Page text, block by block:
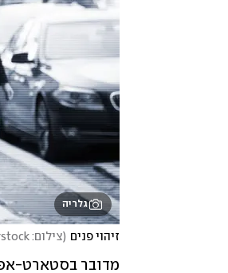
גלריה
זיהוי פנים (צילום: shutterstock
מדובר בסטארט-